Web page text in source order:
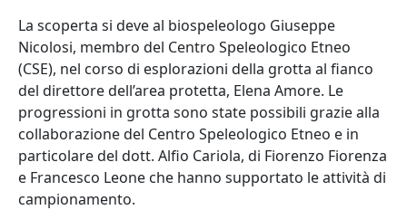
La scoperta si deve al biospeleologo Giuseppe
Nicolosi, membro del Centro Speleologico Etneo
(CSE), nel corso di esplorazioni della grotta al fianco
del direttore dell’area protetta, Elena Amore. Le
progressioni in grotta sono state possibili grazie alla
collaborazione del Centro Speleologico Etneo e in
particolare del dott. Alfio Cariola, di Fiorenzo Fiorenza
e Francesco Leone che hanno supportato le attività di
campionamento.